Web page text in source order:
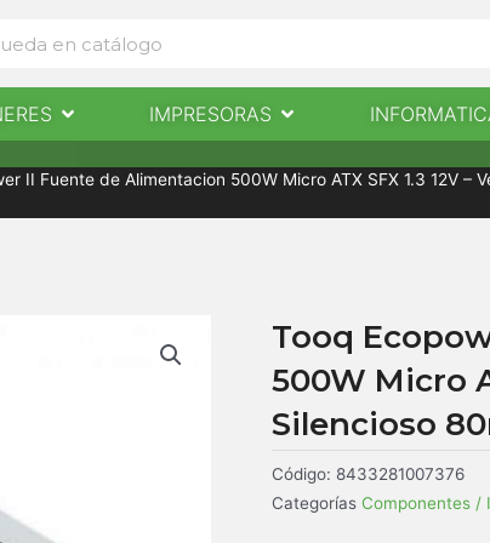
INFORMÁTICA NOTICIAS
Abrir EscaneresIMPRESORAS Abrir Impresoras
II Fuente de Alimentacion 500W Micro ATX SFX 1.3 12V –
Tooq
500W Micro
Silencioso
Código: 8433281007376
Categorías Componentes /